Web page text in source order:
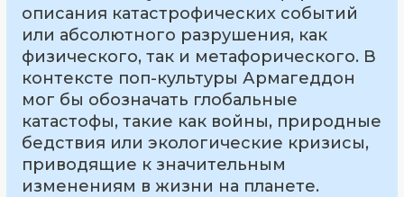
описания катастрофических событий
или абсолютного разрушения, как
физического, так и метафорического. В
контексте поп-культуры Армагеддон
мог бы обозначать глобальные
катастофы, такие как войны, природные
бедствия или экологические кризисы,
приводящие к значительным
изменениям в жизни на планете.